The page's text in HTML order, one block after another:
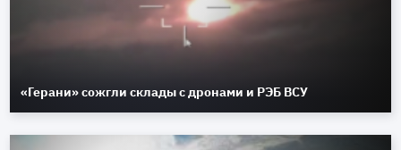
«Герани» сожгли склады с дронами и РЭБ ВСУ